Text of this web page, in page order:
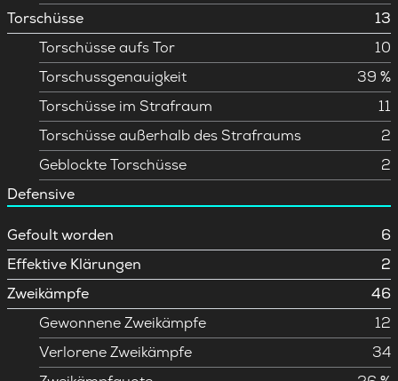
Torschüsse
13
Torschüsse aufs Tor
10
Torschussgenauigkeit
39 %
Torschüsse im Strafraum
11
Torschüsse außerhalb des Strafraums
2
Geblockte Torschüsse
2
Defensive
Gefoult worden
6
Effektive Klärungen
2
Zweikämpfe
46
Gewonnene Zweikämpfe
12
Verlorene Zweikämpfe
34